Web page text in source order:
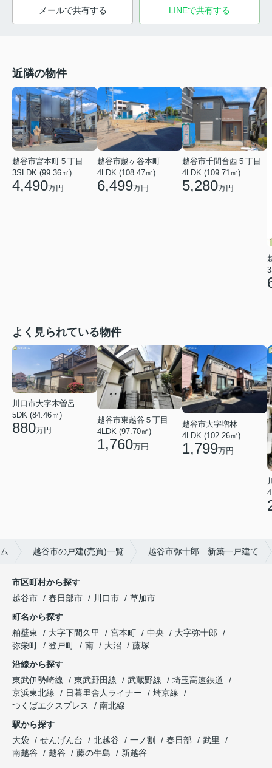
メールで共有する LINEで共有する
近隣の物件
越谷市宮本町５丁目
3SLDK (99.36㎡)
4,490万円
越谷市越ヶ谷本町
4LDK (108.47㎡)
6,499万円
越谷市千間台西５丁目
4LDK (109.71㎡)
5,280万円
よく見られている物件
川口市大字木曽呂
5DK (84.46㎡)
880万円
越谷市東越谷５丁目
4LDK (97.70㎡)
1,760万円
越谷市大字増林
4LDK (102.26㎡)
1,799万円
越谷市の戸建(売買)一覧 越谷市弥十郎 新築一戸建て
市区町村から探す
越谷市
春日部市 川口市
草加市
町名から探す
粕壁東
大字下間久里 宮本町 中央
大字弥十郎
弥栄町
登戸町 南 大沼
藤塚
沿線から探す
東武伊勢崎線
東武野田線 武蔵野線
埼玉高速鉄道
京浜東北線
日暮里舎人ライナー
埼京線
つくばエクスプレス
南北線
駅から探す
大袋
せんげん台 北越谷 一ノ割 春日部
武里
南越谷
越谷 藤の牛島 新越谷